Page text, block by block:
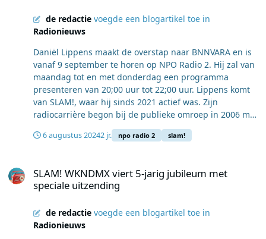
de redactievoegde een blogartikel toe in
Radionieuws
Daniël Lippens maakt de overstap naar BNNVARA en is
vanaf 9 september te horen op NPO Radio 2. Hij zal van
maandag tot en met donderdag een programma
presenteren van 20;00 uur tot 22;00 uur. Lippens komt
van SLAM!, waar hij sinds 2021 actief was. Zijn
radiocarrière begon bij de publieke omroep in 2006 met
het BNN-talentenprogramma 'Coolcast'. Na zijn eerste
programma bij SLAM! in 2007, maakte hij in 2009 een
Radio 538 vanaf 2014, voordat hij weer terugkeerde
naar SLAM! om 'Het Avondcircus' te presenteren.
van der Togt)
6 augustus 20242 jr. npo radio 2 slam!
SLAM! WKNDMX viert 5-jarig jubileum met
speciale uitzending
de redactievoegde een blogartikel toe in
Radionieuws